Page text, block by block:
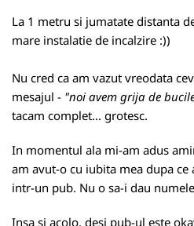
La 1 metru si jumatate distanta
mare instalatie de incalzire :))
Nu cred ca am vazut vreodata
mesajul - "noi avem grija de
tacam complet... grotesc.
In momentul ala mi-am adus
am avut-o cu iubita mea dupa
intr-un pub. Nu o sa-i dau
Insa si acolo, desi pub-ul este